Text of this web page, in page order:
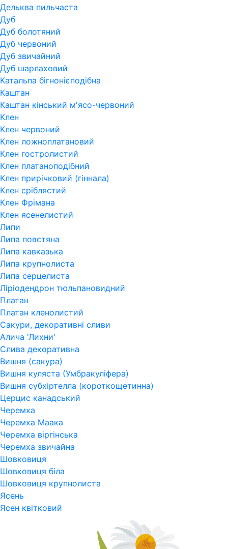
Дельква пильчаста
Дуб
Дуб болотяний
Дуб червоний
Дуб звичайний
Дуб шарлаховий
Катальпа бігнонієподібна
Каштан
Каштан кінський м'ясо-червоний
Клен
Клен червоний
Клен ложноплатановий
Клен гостролистий
Клен платаноподібний
Клен прирічковий (гіннала)
Клен сріблястий
Клен Фрімана
Клен ясенелистий
Липи
Липа повстяна
Липа кавказька
Липа крупнолиста
Липа серцелиста
Ліріодендрон тюльпановидний
Платан
Платан кленолистий
Сакури, декоративні сливи
Алича 'Лихни'
Слива декоративна
Вишня (сакура)
Вишня куляста (Умбракуліфера)
Вишня субхіртелла (короткощетинна)
Церцис канадський
Черемха
Черемха Маака
Черемха віргінська
Черемха звичайна
Шовковиця
Шовковиця біла
Шовковиця крупнолиста
Ясень
Ясен квітковий